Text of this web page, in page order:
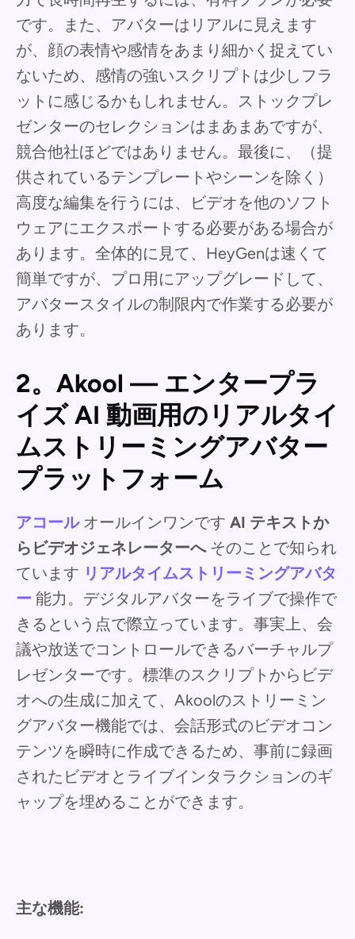
です。また、アバターはリアルに見えます
が、顔の表情や感情をあまり細かく捉えてい
ないため、感情の強いスクリプトは少しフラ
ットに感じるかもしれません。ストックプレ
ゼンターのセレクションはまあまあですが、
競合他社ほどではありません。最後に、（提
供されているテンプレートやシーンを除く）
高度な編集を行うには、ビデオを他のソフト
ウェアにエクスポートする必要がある場合が
あります。全体的に見て、HeyGenは速くて
簡単ですが、プロ用にアップグレードして、
アバタースタイルの制限内で作業する必要が
あります。
2。Akool — エンタープラ
イズ AI 動画用のリアルタイ
ムストリーミングアバター
プラットフォーム
アコール オールインワンです AI テキストか
らビデオジェネレーターへそのことで知られ
ています リアルタイムストリーミングアバタ
ー 能力。デジタルアバターをライブで操作で
きるという点で際立っています。事実上、会
議や放送でコントロールできるバーチャルプ
レゼンターです。標準のスクリプトからビデ
オへの生成に加えて、Akoolのストリーミン
グアバター機能では、会話形式のビデオコン
テンツを瞬時に作成できるため、事前に録画
されたビデオとライブインタラクションのギ
ャップを埋めることができます。
主な機能: